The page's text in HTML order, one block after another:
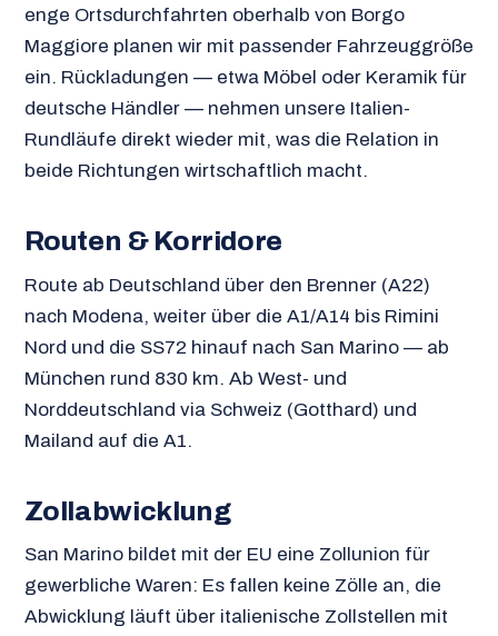
enge Ortsdurchfahrten oberhalb von Borgo
Maggiore planen wir mit passender Fahrzeuggröße
ein. Rückladungen — etwa Möbel oder Keramik für
deutsche Händler — nehmen unsere Italien-
Rundläufe direkt wieder mit, was die Relation in
beide Richtungen wirtschaftlich macht.
Routen & Korridore
Route ab Deutschland über den Brenner (A22)
nach Modena, weiter über die A1/A14 bis Rimini
Nord und die SS72 hinauf nach San Marino — ab
München rund 830 km. Ab West- und
Norddeutschland via Schweiz (Gotthard) und
Mailand auf die A1.
Zollabwicklung
San Marino bildet mit der EU eine Zollunion für
gewerbliche Waren: Es fallen keine Zölle an, die
Abwicklung läuft über italienische Zollstellen mit